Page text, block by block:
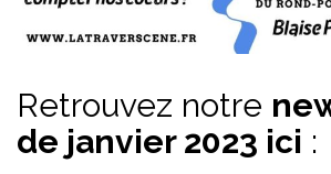
Retrouvez notre
de janvier 2023 ici :